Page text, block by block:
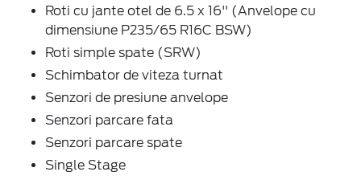
Roti cu jante otel de 6.5 x 16'' (Anvelope cu
dimensiune P235/65 R16C BSW)
Roti simple spate (SRW)
Schimbator de viteza turnat
Senzori de presiune anvelope
Senzori parcare fata
Senzori parcare spate
Single Stage